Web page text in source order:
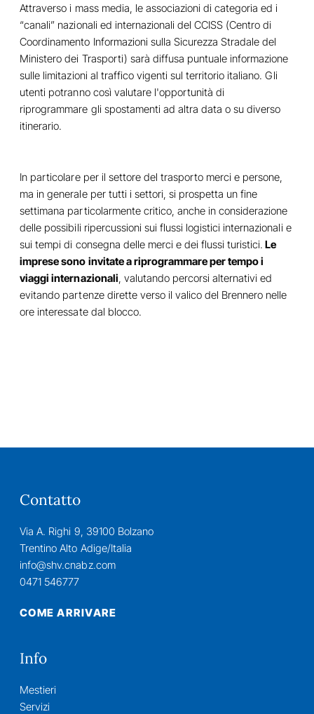
Attraverso i mass media, le associazioni di categoria ed i
“canali” nazionali ed internazionali del CCISS (Centro di
Coordinamento Informazioni sulla Sicurezza Stradale del
Ministero dei Trasporti) sarà diffusa puntuale informazione
sulle limitazioni al traffico vigenti sul territorio italiano. Gli
utenti potranno così valutare l'opportunità di
riprogrammare gli spostamenti ad altra data o su diverso
itinerario.
In particolare per il settore del trasporto merci e persone,
ma in generale per tutti i settori, si prospetta un fine
settimana particolarmente critico, anche in considerazione
delle possibili ripercussioni sui flussi logistici internazionali e
sui tempi di consegna delle merci e dei flussi turistici. Le
imprese sono invitate a riprogrammare per tempo i
viaggi internazionali , valutando percorsi alternativi ed
evitando partenze dirette verso il valico del Brennero nelle
ore interessate dal blocco.
Contatto
Via A. Righi 9, 39100 Bolzano
Trentino Alto Adige/Italia
info@shv.cnabz.com
0471 546777
COME ARRIVARE
Info
Mestieri
Servizi